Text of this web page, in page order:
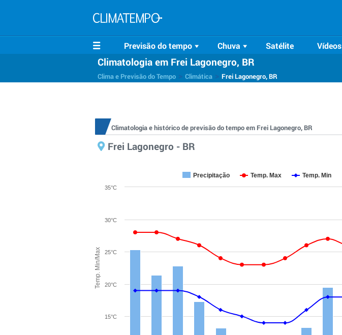
Previsão do tempo Chuva Satélite Vídeos
Climatologia em Frei Lagonegro, BR
Clima e Previsão do Tempo Climática Frei Lagonegro, BR
Climatologia e histórico de previsão do tempo em Frei Lagonegro, BR
Frei Lagonegro - BR
Temp. Min/Max
Precipitação Temp. Max Temp. Min
15°C
20°C
25°C
30°C
35°C